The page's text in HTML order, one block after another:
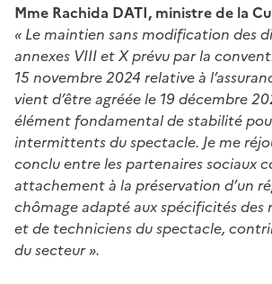
Mme Rachida DATI, ministre de la
« Le maintien sans modification des
annexes VIII et X prévu par la
15 novembre 2024 relative à
vient d’être agréée le 19 décembre
élément fondamental de stabilité
intermittents du spectacle. Je me
conclu entre les partenaires sociaux
attachement à la préservation d’un
chômage adapté aux spécificités des
et de techniciens du spectacle,
du secteur ».